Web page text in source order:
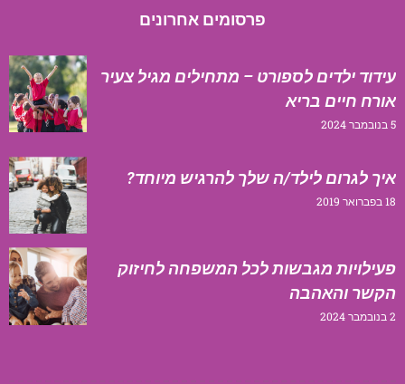
פרסומים אחרונים
עידוד ילדים לספורט – מתחילים מגיל צעיר
אורח חיים בריא
5 בנובמבר 2024
איך לגרום לילד/ה שלך להרגיש מיוחד?
18 בפברואר 2019
פעילויות מגבשות לכל המשפחה לחיזוק
הקשר והאהבה
2 בנובמבר 2024